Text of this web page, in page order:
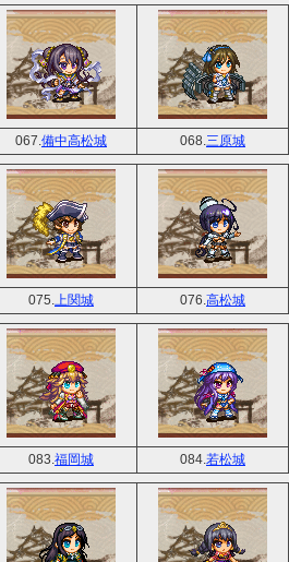
067. 備中高松城 068. 三原城
075. 上関城 076. 高松城
083. 福岡城 084. 若松城